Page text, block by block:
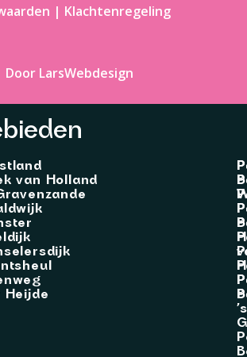
| Klachtenregeling
Door LarsWebdesign
van Holland